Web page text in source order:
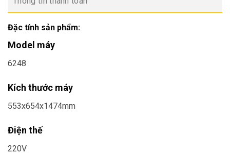
Đặc tính sản phẩm:
Model máy
6248
Kích thước máy
553x654x1474mm
Điện thế
220V